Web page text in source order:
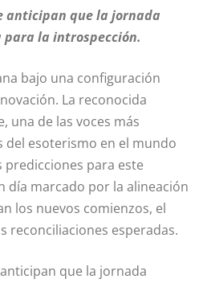
anticipan que la jornada
la introspección.
bajo una configuración
La reconocida
una de las voces más
del esoterismo en el mundo
predicciones para este
día marcado por la alineación
los nuevos comienzos, el
reconciliaciones esperadas.
que la jornada